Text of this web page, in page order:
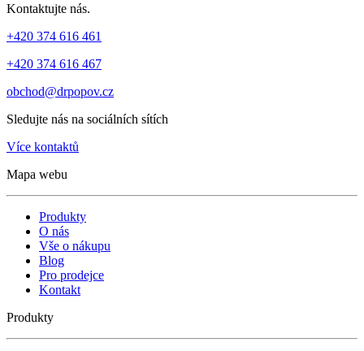
Kontaktujte nás.
+420 374 616 461
+420 374 616 467
obchod@drpopov.cz
Sledujte nás na sociálních sítích
Více kontaktů
Mapa webu
Produkty
O nás
Vše o nákupu
Blog
Pro prodejce
Kontakt
Produkty